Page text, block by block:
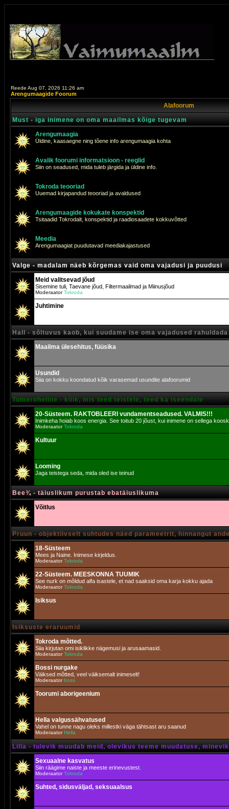
Reede Aug 07, 2026 11:26 am
Arengumaagide Foorum
Alafoorum
Must - iga inimene on oma maailmas kõige tugevam
Arengumaagia
Üldine, kaasaegne ning tõene info arengumaagia kohta
Avalik foorumi informatsioon - reeglid
Siin on seadused, mida tuleb järgida ja üldine info.
Tokroda teooriad
Uuemad kirjapandud teooriad ja avaldused
Arengumaagide kokukate konspektid
Tsitaadid Tokrodalt, konspektid ja raadiosaadete kokkuvõtted
Meedia
Arengumaagiat puudutavad meediakajastused
Valge - madalam näeb kõrgemas vaid oma vajadusi ja puudusi
Meid valitsevad jõud
Sisemine tuli, Taevane jõud, Filtermaailmad ja Miinusjõud
ModeraatorTokroda
Juhtimine
Hall - sõltuvus kaob, kui suudame ise oma vajadused rahuldada
Maailma ülesehitus, füüsika
Usundid
Siia on kokku koondatud kõik varasemad usundite alafoorumid
Tumeroheline - kõik, mis teed teistele, teed ka iseendale
20-Süsteem. RAKTOBLEERI vundamentseadused. VALMIS!!!
Inimkeha hoiab koos energia. See toitub 20 jõust, kui inimene on sellega
ModeraatorTokroda
Kultuur
Looming
Jaga teistega seda, mida oled ise teinud
Bee¾ - täiuslikum purustab ebatäiuslikuma
Võitlus
Pruun - objektiivselt suhtudes näed parameetrit, hinnangut
18-Süsteem
Mees ja Naine. Inimese kirjeldus.
ModeraatorTokroda
22-Süsteem. MEESKONNA TUUMIK
See nurk on mõldud alfa isastele, et nad saaksid oma karja kokku ajada
ModeraatorTokroda
Isiksus
Isiksuste eraruumid
Tokroda mõtted.
Siia kirjutan omi isiklikke nägemusi ja arusaamasid.
ModeraatorTokroda
Bossi nurgake
Väiksed mõtted, veel väiksemalt inimeselt!
Moderaatorboss
Toorumi aborigeenium
Hella valgussähvatused
Vahel on tunne nagu oleks millestki väga tähtsast aru saanud
Moderaator Hella
Lilla - tulevik muudab meid, olevikus teeme muudatuse,
Sexuaalne kasvatus
Siin räägime naiste ja meeste erinevustest.
ModeraatorTokroda
Suhted, sidusväljad, seksuaalsus